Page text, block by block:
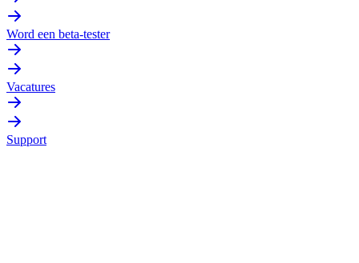
Word een beta-tester
Vacatures
Support